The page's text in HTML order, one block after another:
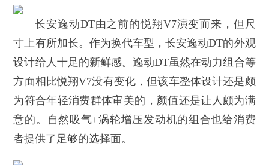
长安逸动DT由之前的悦翔V7演变而来，但尺
寸上有所加长。作为换代车型，长安逸动DT的外观
设计给人十足的新鲜感。逸动DT虽然在动力组合等
方面相比悦翔V7没有变化，但该车整体设计还是颇
为符合年轻消费群体审美的，颜值还是让人颇为满
意的。自然吸气+涡轮增压发动机的组合也给消费
者提供了足够的选择面。